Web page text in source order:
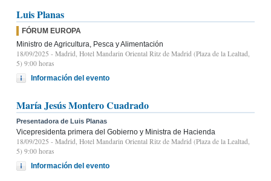
Luis Planas
FÓRUM EUROPA
Ministro de Agricultura, Pesca y Alimentación
18/09/2025 - Madrid, Hotel Mandarin Oriental Ritz de Madrid (Plaza de la Lealtad,
5) 9:00 horas
Información del evento
María Jesús Montero Cuadrado
Presentadora de Luis Planas
Vicepresidenta primera del Gobierno y Ministra de Hacienda
18/09/2025 - Madrid, Hotel Mandarin Oriental Ritz de Madrid (Plaza de la Lealtad,
5) 9:00 horas
Información del evento